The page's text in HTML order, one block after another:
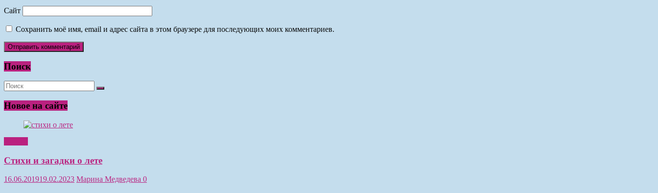
Сайт
Сохранить моё имя, email и адрес сайта в этом браузере для последующих моих комментариев.
Поиск
Новое на сайте
Стихи и загадки о лете
16.06.201919.02.2023 Марина Медведева 0